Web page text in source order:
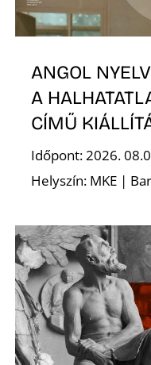
ANGOL
A
CÍMŰ
Időpont: 2026.
Helyszín: MKE |